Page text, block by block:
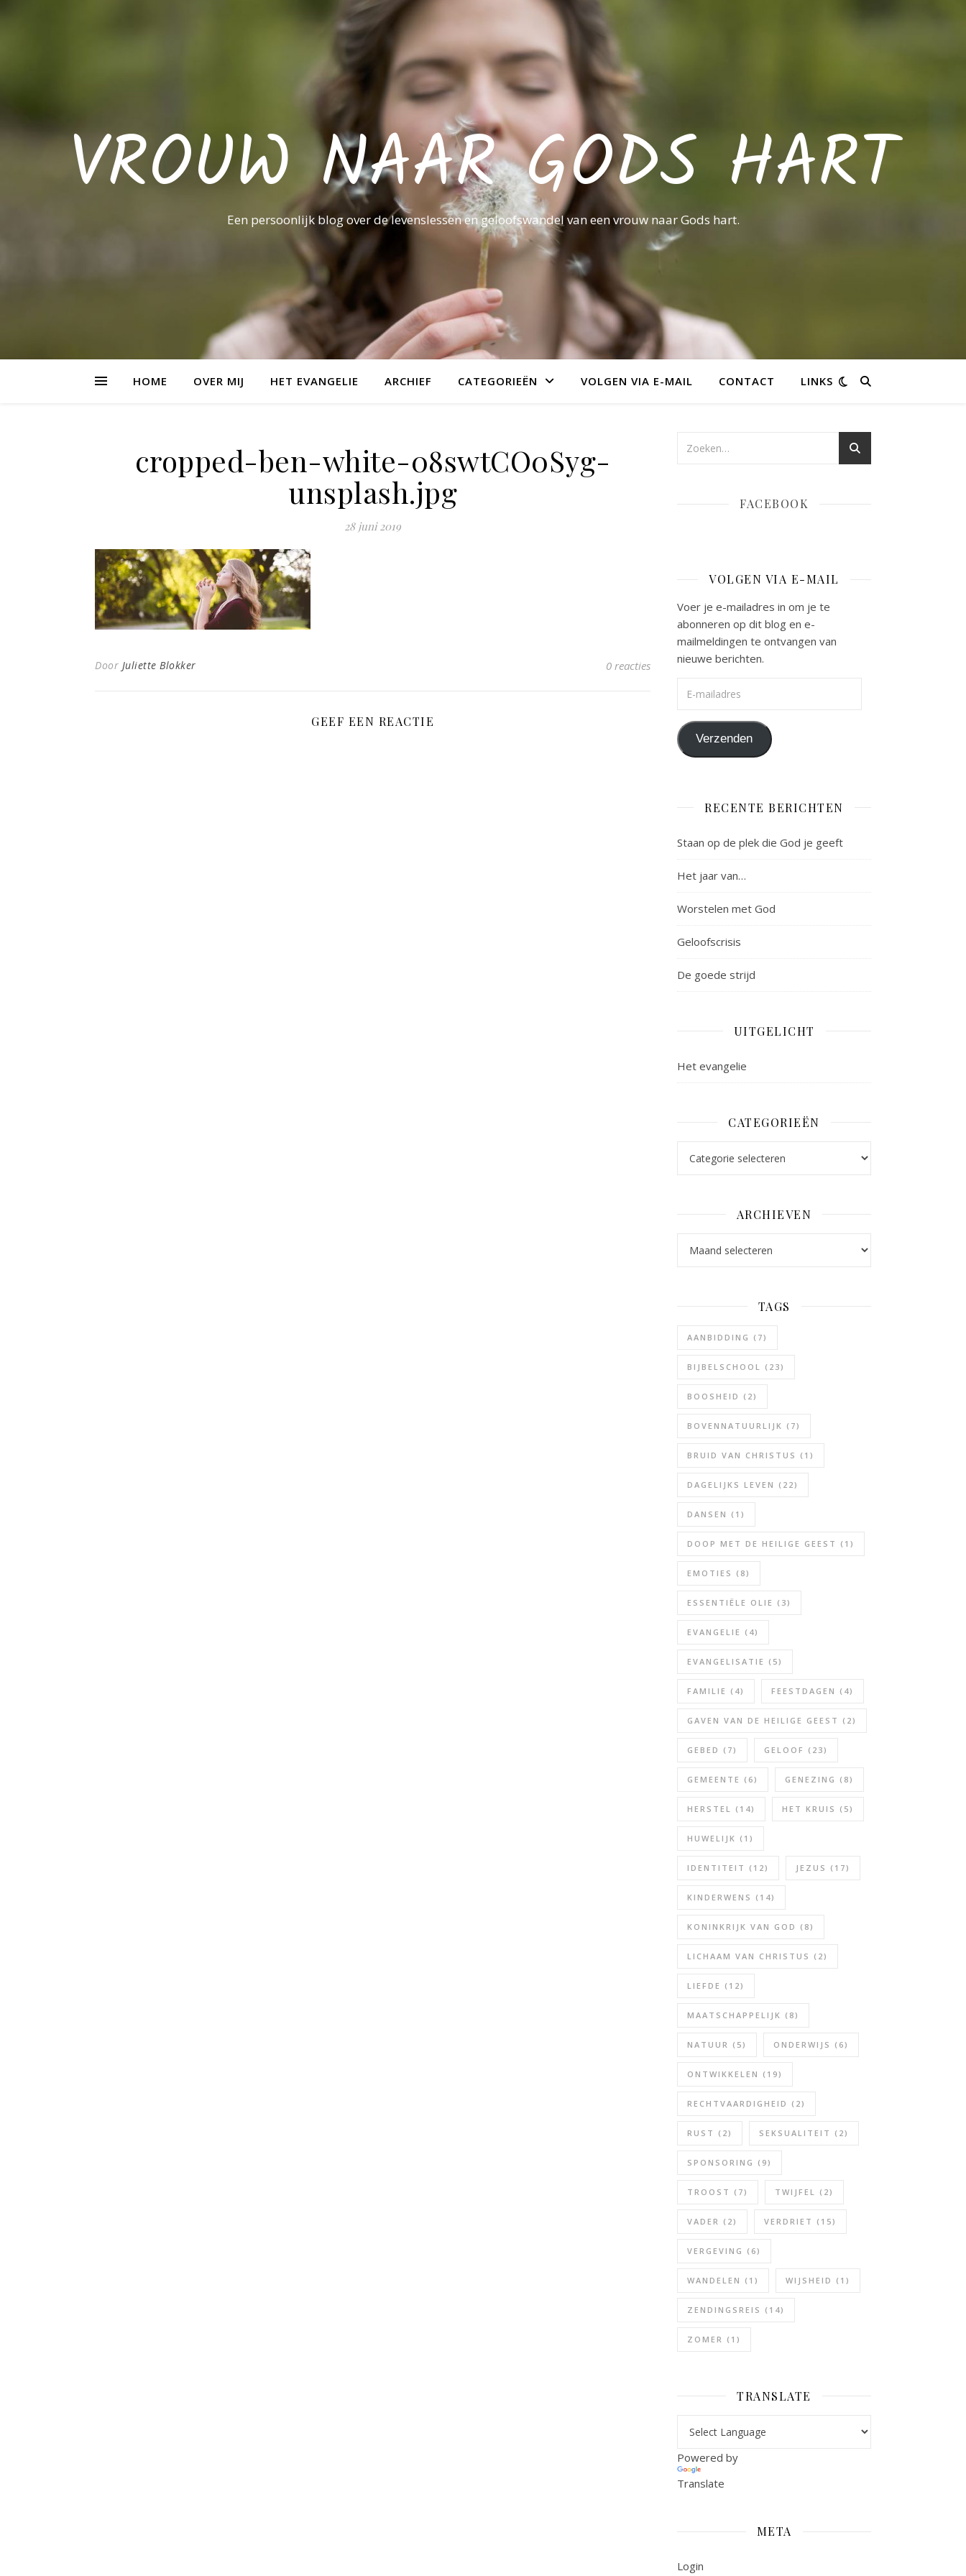
VROUW NAAR GODS HART
Een persoonlijk blog over de levenslessen en geloofswandel van een vrouw naar Gods hart.
HOME OVER MIJ HET EVANGELIE ARCHIEF CATEGORIEËN VOLGEN VIA E-MAIL CONTACT LINKS
cropped-ben-white-08swtCO0Syg-
unsplash.jpg
28 juni 2019
Door Juliette Blokker 0 reacties
GEEF EEN REACTIE
FACEBOOK
VOLGEN VIA E-MAIL
Voer je e-mailadres in om je te
abonneren op dit blog en e-
mailmeldingen te ontvangen van
nieuwe berichten.
Verzenden
RECENTE BERICHTEN
Staan op de plek die God je geeft
Het jaar van…
Worstelen met God
Geloofscrisis
De goede strijd
UITGELICHT
Het evangelie
CATEGORIEËN
ARCHIEVEN
TAGS
AANBIDDING (7)
BIJBELSCHOOL (23)
BOOSHEID (2)
BOVENNATUURLIJK (7)
BRUID VAN CHRISTUS (1)
DAGELIJKS LEVEN (22)
DANSEN (1)
DOOP MET DE HEILIGE GEEST (1)
EMOTIES (8)
ESSENTIËLE OLIE (3)
EVANGELIE (4)
EVANGELISATIE (5)
FAMILIE (4) FEESTDAGEN (4)
GAVEN VAN DE HEILIGE GEEST (2)
GEBED (7) GELOOF (23)
GEMEENTE (6) GENEZING (8)
HERSTEL (14) HET KRUIS (5)
HUWELIJK (1)
IDENTITEIT (12) JEZUS (17)
KINDERWENS (14)
KONINKRIJK VAN GOD (8)
LICHAAM VAN CHRISTUS (2)
LIEFDE (12)
MAATSCHAPPELIJK (8)
NATUUR (5) ONDERWIJS (6)
ONTWIKKELEN (19)
RECHTVAARDIGHEID (2)
RUST (2) SEKSUALITEIT (2)
SPONSORING (9)
TROOST (7) TWIJFEL (2)
VADER (2) VERDRIET (15)
VERGEVING (6)
WANDELEN (1) WIJSHEID (1)
ZENDINGSREIS (14)
ZOMER (1)
TRANSLATE
Powered by
Translate
META
Login